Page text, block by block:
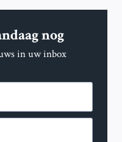
nog
in uw inbox